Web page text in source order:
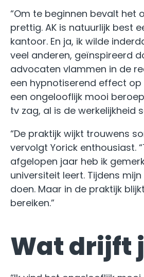
“Om te beginnen bevalt het
prettig. AK is natuurlijk best
kantoor. En ja, ik wilde
veel anderen, geïnspireerd
advocaten vlammen in de
een hypnotiserend effect op
een ongelooflijk mooi
tv zag, al is de werkelijkheid
“De praktijk wijkt trouwens
vervolgt Yorick enthousiast.
afgelopen jaar heb ik
universiteit leert. Tijdens
doen. Maar in de praktijk
bereiken.”
Wat drijft